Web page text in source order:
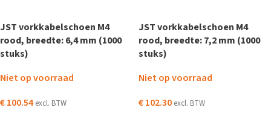
JST vorkkabelschoen M4
rood, breedte: 6,4 mm (1000
stuks)
Niet op voorraad
€100.54 excl. BTW
JST vorkkabelschoen M4
rood, breedte: 7,2 mm (1000
stuks)
Niet op voorraad
€102.30 excl. BTW